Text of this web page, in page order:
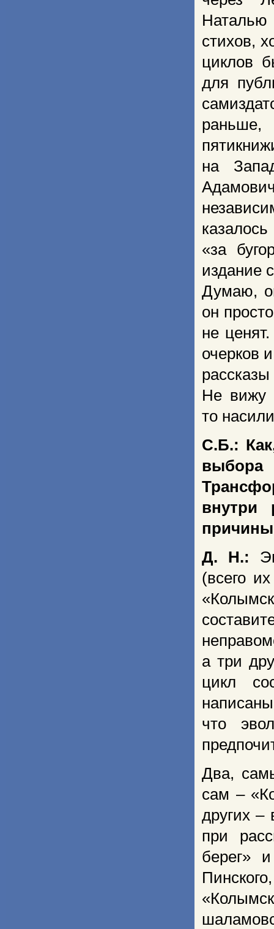
стихов,
циклов
для
раньше,
на
«за
издание
Думаю,
он
не
очерков
Не вижу
то
С.Б.:
внутри
причины
Д. Н.:
(всего
а три
цикл
что
Два,
сам –
других –
при
берег»